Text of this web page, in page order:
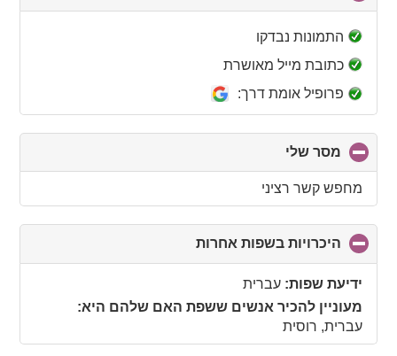
to
התמונות נבדקו
כתובת מייל מאושרת
פרופיל אומת דרך:
מסר שלי
to
collapse
contents
מחפש קשר רציני
היכרויות בשפות אחרות
to
ידיעת שפות: עברית
מעוניין להכיר אנשים ששפת האם שלהם היא:
עברית, רוסית